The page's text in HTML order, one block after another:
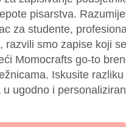
pisarstva.
za studente,
razvili smo zapise koji
Momocrafts go-to
Iskusite
u ugodno i